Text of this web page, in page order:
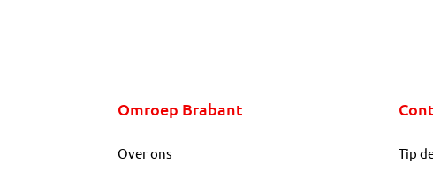
Omroep Brabant
Over ons Tip